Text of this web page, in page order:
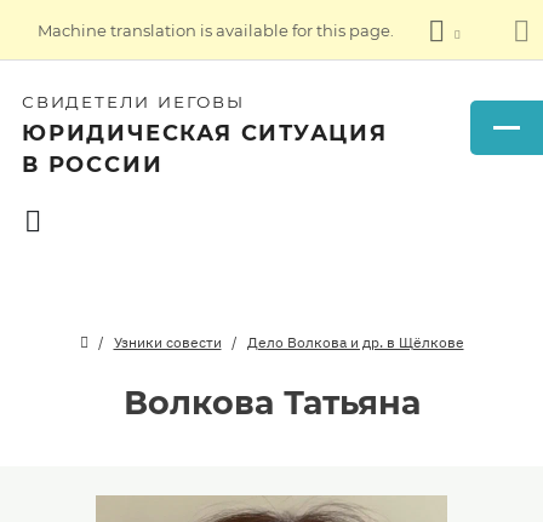
Machine translation is available for this page.
СВИДЕТЕЛИ ИЕГОВЫ
ЮРИДИЧЕСКАЯ СИТУАЦИЯ
В РОССИИ
Узники совести Дело Волкова и др. в Щёлкове
Волкова Татьяна